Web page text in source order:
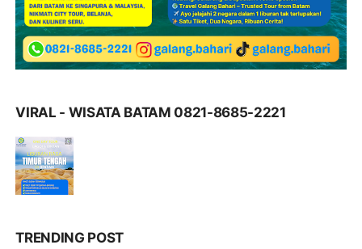
VIRAL - WISATA BATAM 0821-8685-2221
TRENDING POST